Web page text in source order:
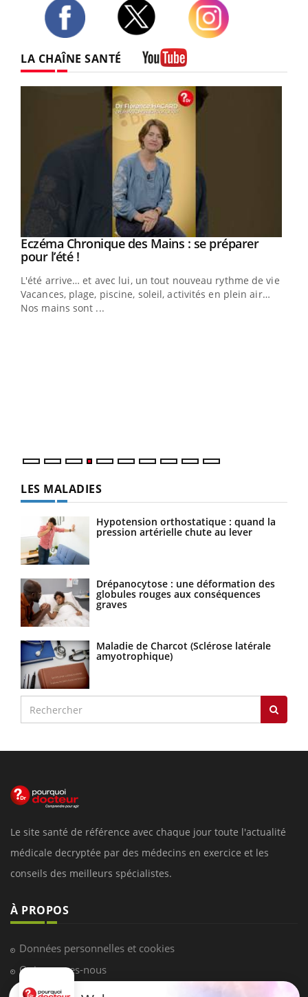
LA CHAÎNE SANTÉ
Youtube
Eczéma Chronique des Mains : se préparer
pour l’été !Youtube
L'été arrive… et avec lui, un tout nouveau rythme de vie !
Vacances, plage, piscine, soleil, activités en plein air…
Nos mains sont ...
LES MALADIES
Hypotension orthostatique : quand la
pression artérielle chute au lever
Drépanocytose : une déformation des
globules rouges aux conséquences
graves
Maladie de Charcot (Sclérose latérale
amyotrophique)
Le site santé de référence avec chaque jour toute l'actualité
médicale decryptée par des médecins en exercice et les
conseils des meilleurs spécialistes.
À PROPOS
Données personnelles et cookies
Qui sommes-nous
Conditions d'utilisation